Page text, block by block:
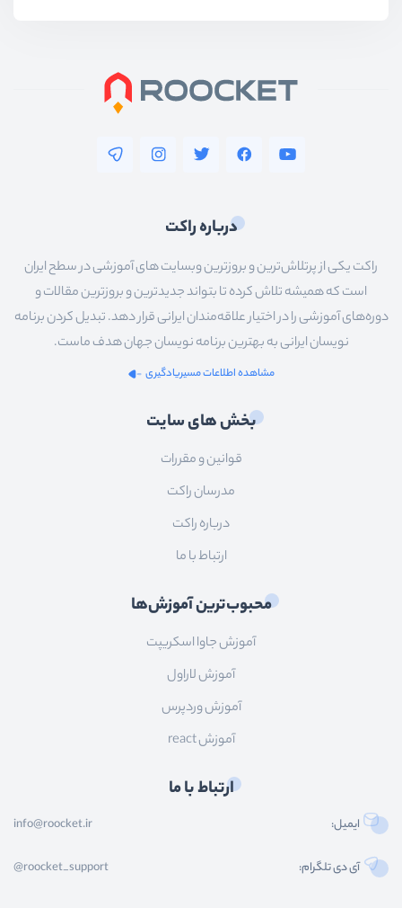
درباره راکت
راکت یکی از پرتلاش‌ترین و بروزترین وبسایت های آموزشی در سطح ایران
است که همیشه تلاش کرده تا بتواند جدیدترین و بروزترین مقالات و
دوره‌های آموزشی را در اختیار علاقه‌مندان ایرانی قرار دهد. تبدیل کردن برنامه
نویسان ایرانی به بهترین برنامه نویسان جهان هدف ماست.
مشاهده اطلاعات مسیریادگیری
بخش های سایت
قوانین و مقررات
مدرسان راکت
درباره راکت
ارتباط با ما
محبوب‌ترین آموزش‌ها
آموزش جاوا اسکریپت
آموزش لاراول
آموزش وردپرس
آموزش react
ارتباط با ما
ایمیل: info@roocket.ir
آی دی تلگرام: @roocket_support